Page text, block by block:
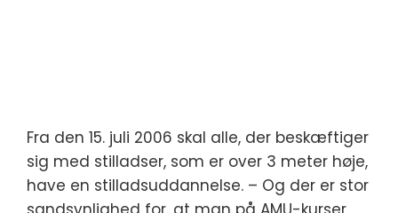
Fra den 15. juli 2006 skal alle, der beskæftiger
sig med stilladser, som er over 3 meter høje,
have en stilladsuddannelse. – Og der er stor